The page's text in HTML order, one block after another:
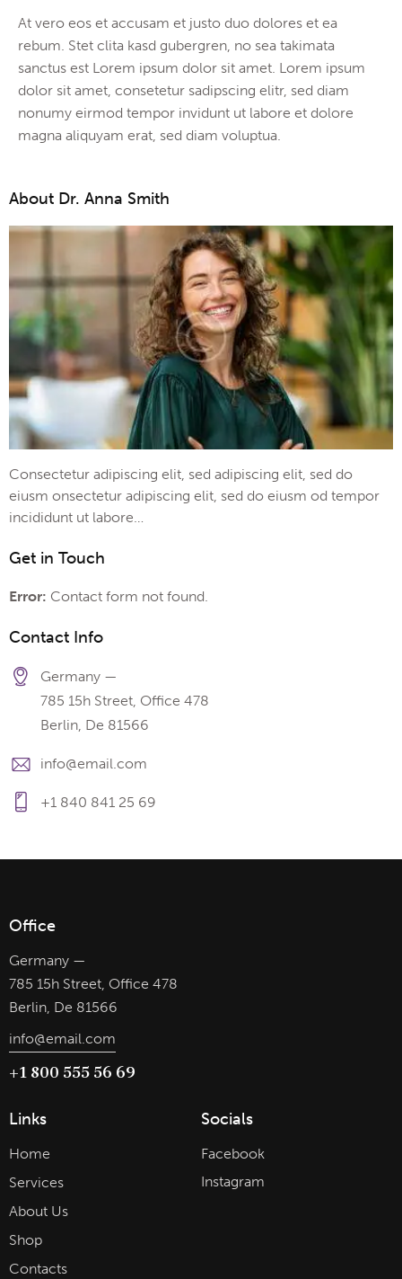
At vero eos et accusam et justo duo dolores et ea
rebum. Stet clita kasd gubergren, no sea takimata
sanctus est Lorem ipsum dolor sit amet. Lorem ipsum
dolor sit amet, consetetur sadipscing elitr, sed diam
nonumy eirmod tempor invidunt ut labore et dolore
magna aliquyam erat, sed diam voluptua.
About Dr. Anna Smith
Consectetur adipiscing elit, sed adipiscing elit, sed do
eiusm onsectetur adipiscing elit, sed do eiusm od tempor
incididunt ut labore…
Get in Touch
Error: Contact form not found.
Contact Info
Germany —
785 15h Street, Office 478
Berlin, De 81566
info@email.com
+1 840 841 25 69
Office
Germany —
785 15h Street, Office 478
Berlin, De 81566
info@email.com
+1 800 555 56 69
Links
Home
Services
About Us
Shop
Contacts
Socials
Facebook
Instagram